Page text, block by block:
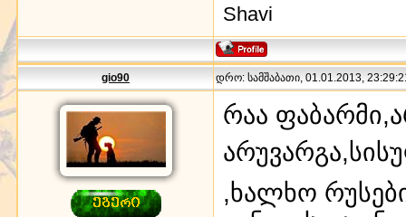
Shavi
gio90 დრო: სამშაბათი, 01.01.2013,
რაა
,ხალხო